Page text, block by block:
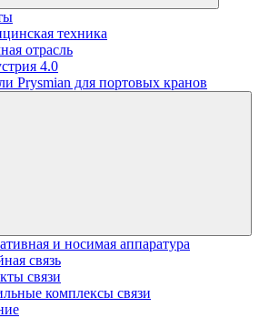
техника
отрасль
4.0
Prysmian для портовых кранов
и носимая аппаратура
связь
связи
комплексы связи